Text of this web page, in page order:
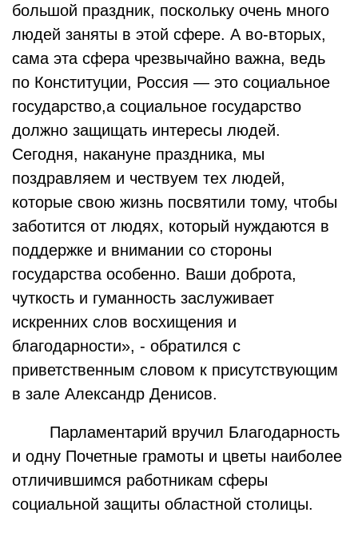
большой праздник, поскольку очень много
людей заняты в этой сфере. А во-вторых,
сама эта сфера чрезвычайно важна, ведь
по Конституции, Россия — это социальное
государство,а социальное государство
должно защищать интересы людей.
Сегодня, накануне праздника, мы
поздравляем и чествуем тех людей,
которые свою жизнь посвятили тому, чтобы
заботится от людях, который нуждаются в
поддержке и внимании со стороны
государства особенно. Ваши доброта,
чуткость и гуманность заслуживает
искренних слов восхищения и
благодарности», - обратился с
приветственным словом к присутствующим
в зале Александр Денисов.
Парламентарий вручил Благодарность
и одну Почетные грамоты и цветы наиболее
отличившимся работникам сферы
социальной защиты областной столицы.